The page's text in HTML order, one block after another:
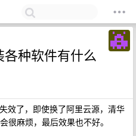
种软件有什么
效了，即使换了阿里云源，清华
很麻烦，最后效果也不好。